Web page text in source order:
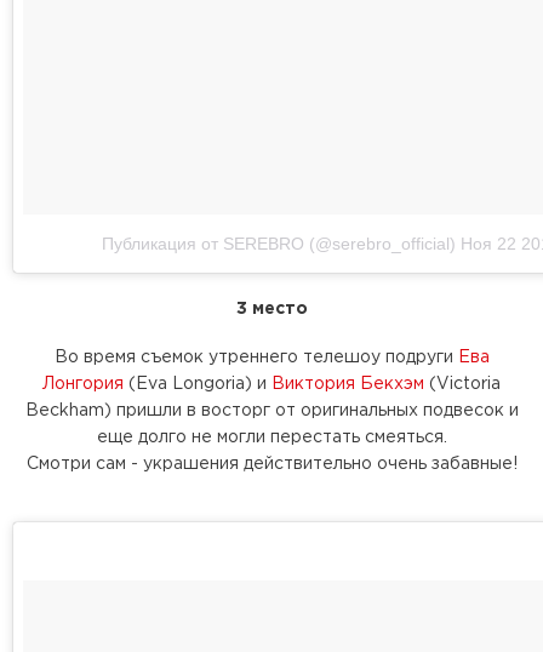
Публикация от SEREBRO (@serebro_official) Ноя 22
3 место
Во время съемок утреннего телешоу подруги
Ева
Лонгория (Eva Longoria) и Виктория Бекхэм (Victoria
Beckham) пришли в восторг от оригинальных подвесок и
еще долго не могли перестать смеяться.
Смотри сам - украшения действительно очень забавные!